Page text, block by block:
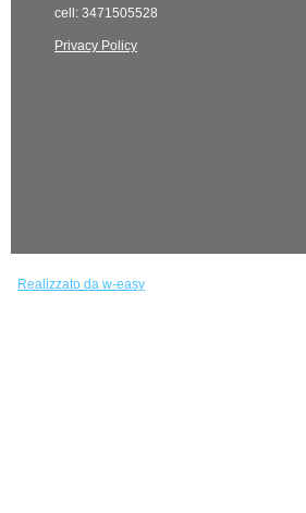
cell: 3471505528
Privacy Policy
Realizzato da w-easy